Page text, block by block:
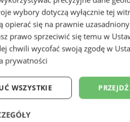
wybory dotyczą wyłącznie tej
opierać się na prawnie
prawo sprzeciwić się temu w
chwili wycofać swoją zgodę w
prywatności
WSZYSTKIE